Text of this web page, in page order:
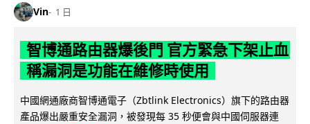
Vin 1 日
智博通路由器爆後門 官方緊急下架止血
稱漏洞是功能在維修時使用
中國網通廠商智博通電子（Zbtlink Electronics）旗下的路由器
產品爆出嚴重安全漏洞，被發現每 35 秒便會與中國伺服器連